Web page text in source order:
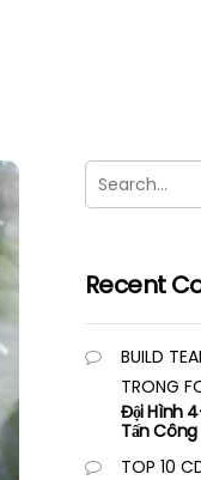
Recent
BUILD
TRONG
Đội Hình
Tấn Công
TOP 10